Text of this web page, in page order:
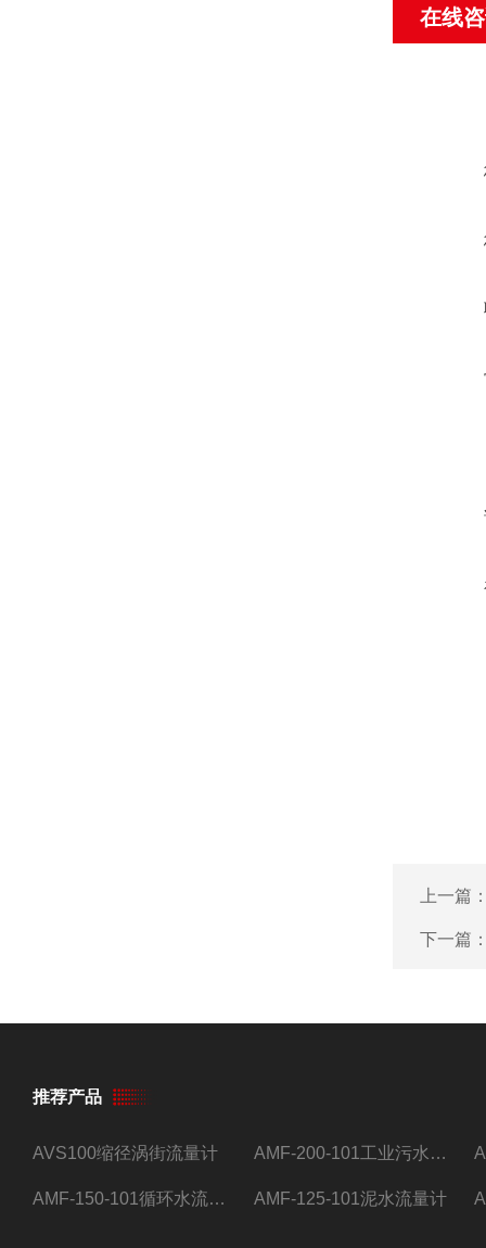
在线
上一篇
下一篇
推荐产品
AVS100缩径涡街流量计 AMF-200-101工业污水流量计
AMF-150-101循环水流量计,电磁流量计 AMF-125-101泥水流量计